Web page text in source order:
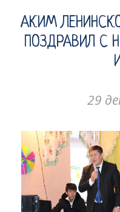
АКИМ
ПОЗДРАВИЛ С
29